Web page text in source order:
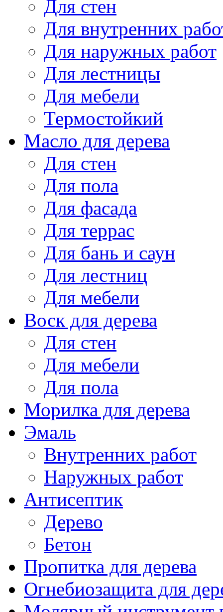
Для стен
Для внутренних
Для наружных работ
Для лестницы
Для мебели
Термостойкий
Масло для дерева
Для стен
Для пола
Для фасада
Для террас
Для бань и саун
Для лестниц
Для мебели
Воск для дерева
Для стен
Для мебели
Для пола
Морилка для дерева
Эмаль
Внутренних работ
Наружных работ
Антисептик
Дерево
Бетон
Пропитка для дерева
Огнебиозащита для